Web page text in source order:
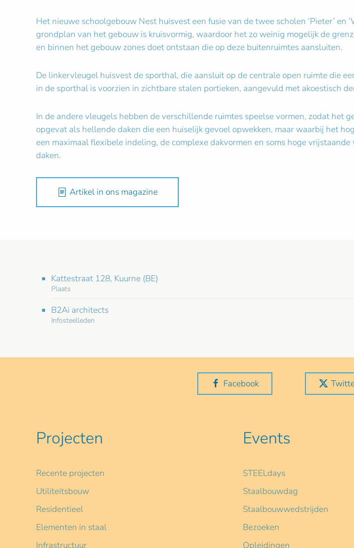
Het nieuwe schoolgebouw Nest huisvest een fusie van de twee scholen ‘Pieter’
grondplan van het gebouw is kruisvormig, waardoor het zo weinig mogelijk de
en binnen het gebouw zones doet ontstaan die op deze buitenruimtes aansluiten.
De linkervleugel huisvest de sporthal, die aansluit op de centrale open ruimte die
in de sporthal is voorzien in zichtbare stalen portieken, aangevuld met akoestisch
In de andere vleugels hebben de verschillende ruimtes speelse vormen, zodat het
opgevat als hellende daken die een huiselijk gevoel opwekken, maar waarbij het
een maximaal flexibele indeling, de complexe dakvormen en soms hoge
daken.
Artikel in ons magazine
Kattestraat 128, Kuurne (BE)
Plaats
B2Ai architects
Infosteelleden
Facebook
Projecten
Recente projecten
Utiliteitsbouw
Residentieel
Elementen in staal
Infrastructuur
Events
STEELdays
Staalbouwdag
Staalbouwwedstrijden
Bezoeken
Opleidingen